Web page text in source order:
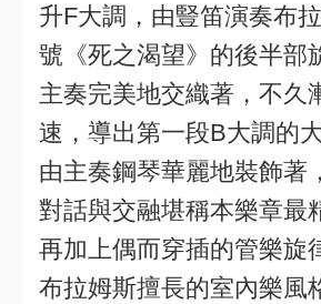
升F大調，由豎笛演奏布
號《死之渴望》的後半部
主奏完美地交織著，不久
速，導出第一段B大調的
由主奏鋼琴華麗地裝飾著
對話與交融堪稱本樂章最
再加上偶而穿插的管樂旋
布拉姆斯擅長的室內樂風